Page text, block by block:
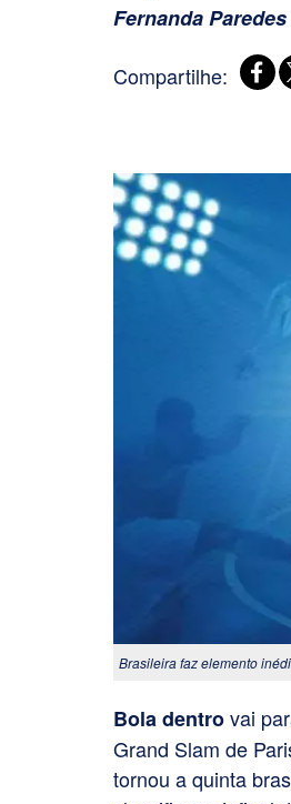
Fernanda Paredes
Compartilhe:
Brasileira faz elemento
Bola dentrovai
Grand Slam de
tornou a quinta